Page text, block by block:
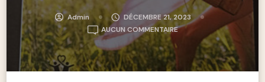
Admin
DÉCEMBRE 21, 2023
AUCUN COMMENTAIRE[LECTURE]
SAGESSE
POUVOIRS